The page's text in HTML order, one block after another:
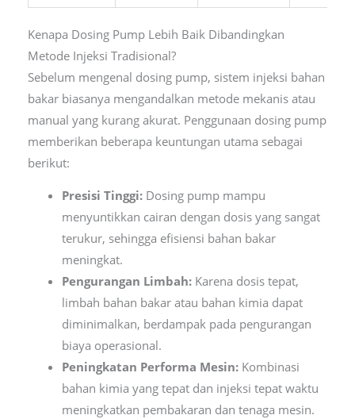
Kenapa Dosing Pump Lebih Baik Dibandingkan
Metode Injeksi Tradisional?
Sebelum mengenal dosing pump, sistem injeksi bahan
bakar biasanya mengandalkan metode mekanis atau
manual yang kurang akurat. Penggunaan dosing pump
memberikan beberapa keuntungan utama sebagai
berikut:
Presisi Tinggi: Dosing pump mampu
menyuntikkan cairan dengan dosis yang sangat
terukur, sehingga efisiensi bahan bakar
meningkat.
Pengurangan Limbah: Karena dosis tepat,
limbah bahan bakar atau bahan kimia dapat
diminimalkan, berdampak pada pengurangan
biaya operasional.
Peningkatan Performa Mesin: Kombinasi
bahan kimia yang tepat dan injeksi tepat waktu
meningkatkan pembakaran dan tenaga mesin.